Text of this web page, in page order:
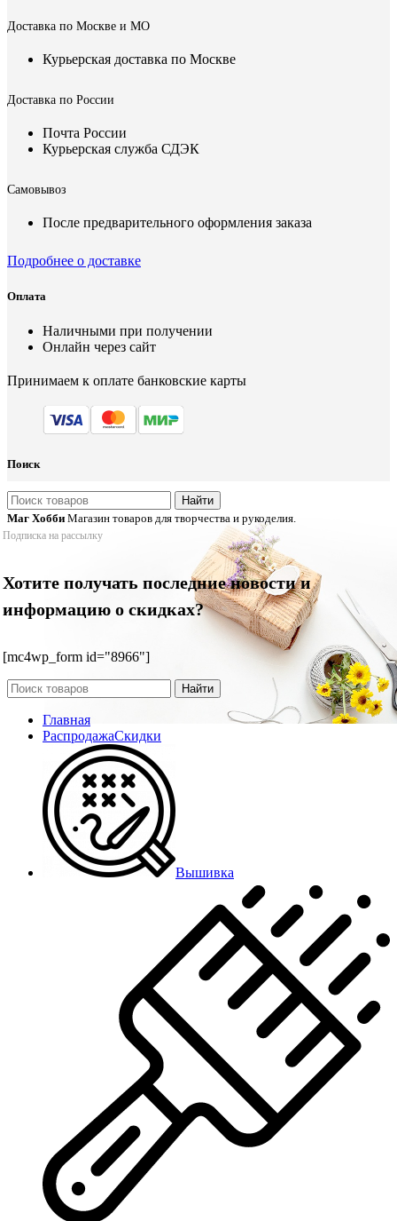
Доставка по Москве и МО
Курьерская доставка по Москве
Доставка по России
Почта России
Курьерская служба СДЭК
Самовывоз
После предварительного оформления заказа
Подробнее о доставке
Оплата
Наличными при получении
Онлайн через сайт
Принимаем к оплате банковские карты
Поиск
Найти
Маг Хобби Магазин товаров для творчества и рукоделия.
Подписка на рассылку
Хотите получать последние новости и
информацию о скидках?
[mc4wp_form id="8966"]
Найти
Главная
РаспродажаСкидки
Вышивка